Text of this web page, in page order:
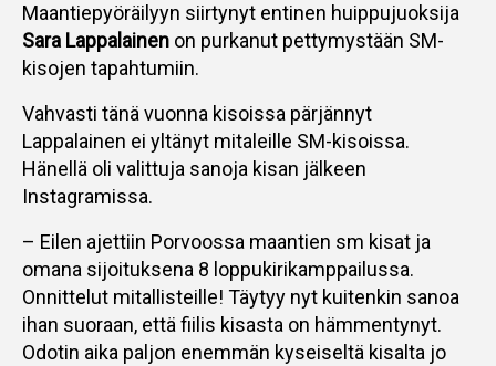
Maantiepyöräilyyn siirtynyt entinen huippujuoksija
Sara Lappalainen on purkanut pettymystään SM-
kisojen tapahtumiin.
Vahvasti tänä vuonna kisoissa pärjännyt
Lappalainen ei yltänyt mitaleille SM-kisoissa.
Hänellä oli valittuja sanoja kisan jälkeen
Instagramissa.
– Eilen ajettiin Porvoossa maantien sm kisat ja
omana sijoituksena 8 loppukirikamppailussa.
Onnittelut mitallisteille! Täytyy nyt kuitenkin sanoa
ihan suoraan, että fiilis kisasta on hämmentynyt.
Odotin aika paljon enemmän kyseiseltä kisalta jo